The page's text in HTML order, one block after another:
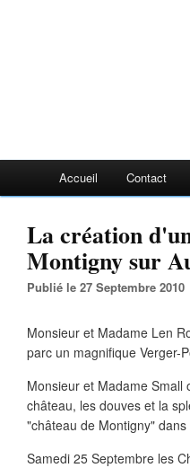
Accueil Contact
La création
Montigny sur
Publié le 27 Septembre 2010
Monsieur et Madame Len
parc un magnifique Verger-
Monsieur et Madame
château, les douves et la
"château de Montigny"
Samedi 25 Septembre les